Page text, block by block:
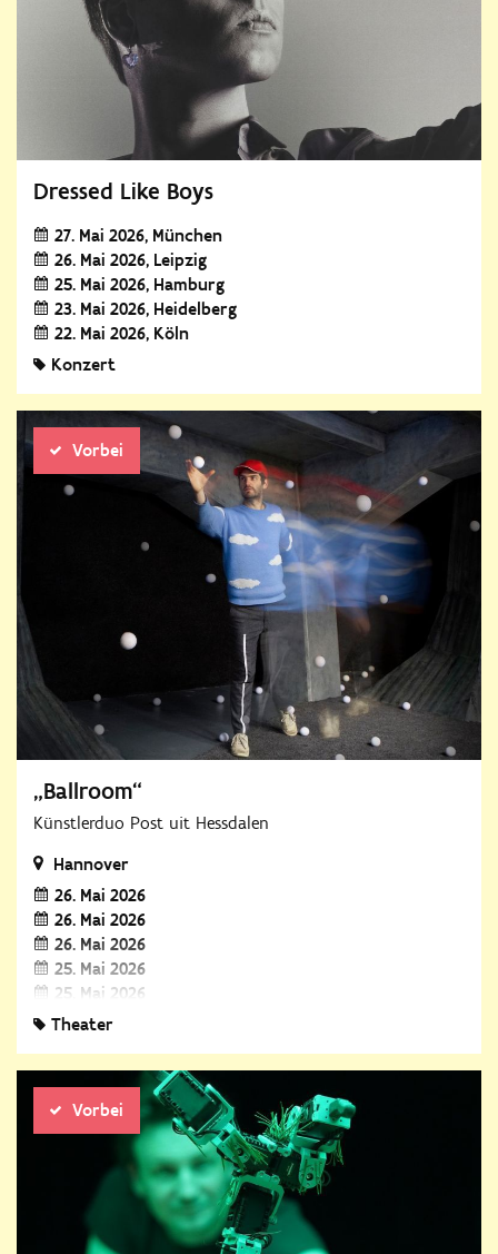
Dressed Like Boys
27. Mai 2026 München
26. Mai 2026 Leipzig
25. Mai 2026 Hamburg
23. Mai 2026 Heidelberg
22. Mai 2026 Köln
Konzert
Vorbei
„Ballroom“
Künstlerduo Post uit Hessdalen
Hannover
26. Mai 2026
26. Mai 2026
26. Mai 2026
25. Mai 2026
25. Mai 2026
25. Mai 2026
Theater
Vorbei